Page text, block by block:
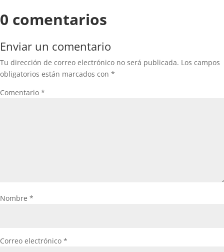
0 comentarios
Enviar un comentario
Tu dirección de correo electrónico no será publicada. Los campos
obligatorios están marcados con *
Comentario *
Nombre *
Correo electrónico *